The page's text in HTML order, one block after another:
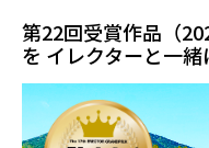
第22回受賞作品（
を イレクターと一緒